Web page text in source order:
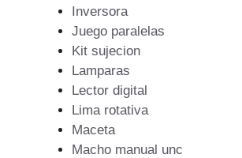
Inversora
Juego paralelas
Kit sujecion
Lamparas
Lector digital
Lima rotativa
Maceta
Macho manual unc